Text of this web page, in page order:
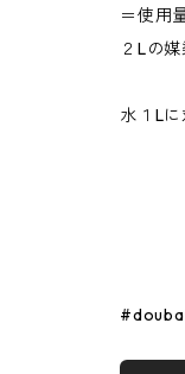
＝使用
２Lの
水１L